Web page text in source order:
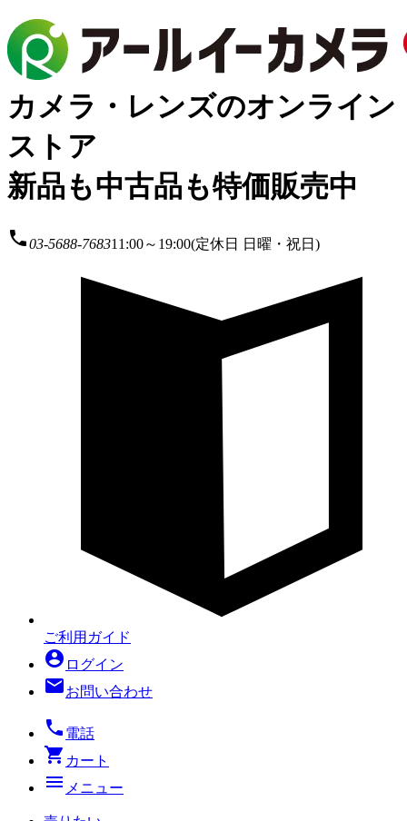
カメラ・レンズのオンライン
ストア
新品も中古品も特価販売中
local_phone03-5688-768311:00～19:00(定休日 日曜・祝日)
ご利用ガイド
account_circle ログイン
mailお問い合わせ
local_phone 電話
shopping_cart カート
menu メニュー